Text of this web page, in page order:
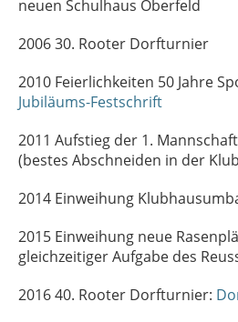
neuen Schulhaus Oberfeld
2006 30. Rooter Dorfturnier
2010 Feierlichkeiten 50 Jahre
Jubiläums-Festschrift
2011 Aufstieg der 1.
(bestes Abschneiden in der
2014 Einweihung
2015 Einweihung neue
gleichzeitiger Aufgabe des
2016 40. Rooter Dorfturnier: